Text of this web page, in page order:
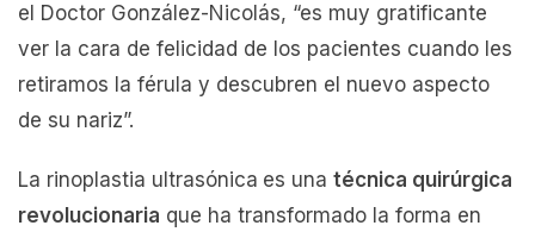
el Doctor González-Nicolás, “es muy gratificante
ver la cara de felicidad de los pacientes cuando les
retiramos la férula y descubren el nuevo aspecto
de su nariz”.
La rinoplastia ultrasónica es una técnica quirúrgica
revolucionaria que ha transformado la forma en